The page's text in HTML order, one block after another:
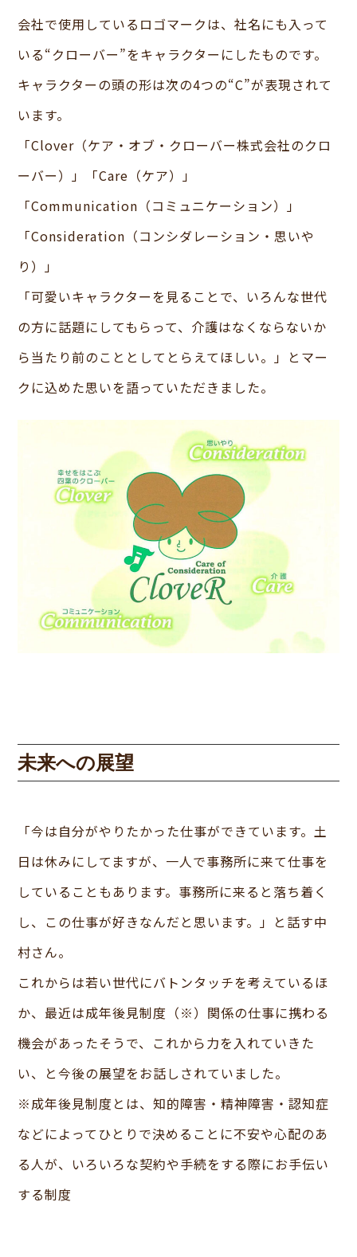
会社で使用しているロゴマークは、社名にも入って
いる“クローバー”をキャラクターにしたものです。
キャラクターの頭の形は次の4つの“C”が表現されて
います。
「Clover（ケア・オブ・クローバー株式会社のクロ
ーバー）」「Care（ケア）」
「Communication（コミュニケーション）」
「Consideration（コンシダレーション・思いや
り）」
「可愛いキャラクターを見ることで、いろんな世代
の方に話題にしてもらって、介護はなくならないか
ら当たり前のこととしてとらえてほしい。」とマー
クに込めた思いを語っていただきました。
未来への展望
「今は自分がやりたかった仕事ができています。土
日は休みにしてますが、一人で事務所に来て仕事を
していることもあります。事務所に来ると落ち着く
し、この仕事が好きなんだと思います。」と話す中
村さん。
これからは若い世代にバトンタッチを考えているほ
か、最近は成年後見制度（※）関係の仕事に携わる
機会があったそうで、これから力を入れていきた
い、と今後の展望をお話しされていました。
※成年後見制度とは、知的障害・精神障害・認知症
などによってひとりで決めることに不安や心配のあ
る人が、いろいろな契約や手続をする際にお手伝い
する制度